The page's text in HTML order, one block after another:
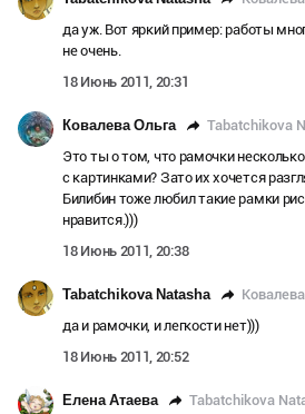
да уж. Вот яркий пример: работы
не очень.
18 Июнь 2011, 20:31
Ковалева Ольга Tabatchikova
Это ты о том, что рамочки
с картинками? Зато их хочется
Билибин тоже любил такие рамки
нравится.)))
18 Июнь 2011, 20:38
Tabatchikova Natasha
да и рамочки, и легкости нет)))
18 Июнь 2011, 20:52
Елена Атаева Tabatchikova